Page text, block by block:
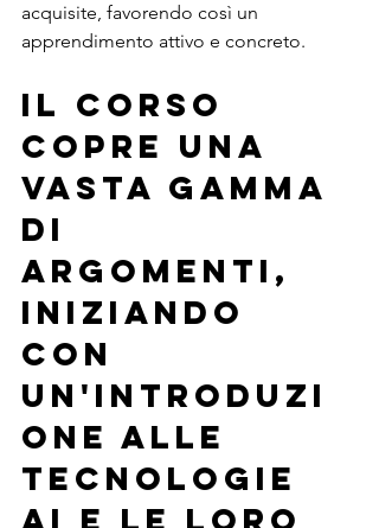
acquisite, favorendo così un
apprendimento attivo e concreto.
Il corso
copre una
vasta gamma
di
argomenti,
iniziando
con
un'introduzi
one alle
tecnologie